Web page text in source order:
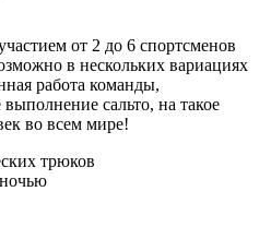
от 2 до 6 спортсменов
в нескольких вариациях
работа команды,
сальто, на такое
во всем мире!
трюков